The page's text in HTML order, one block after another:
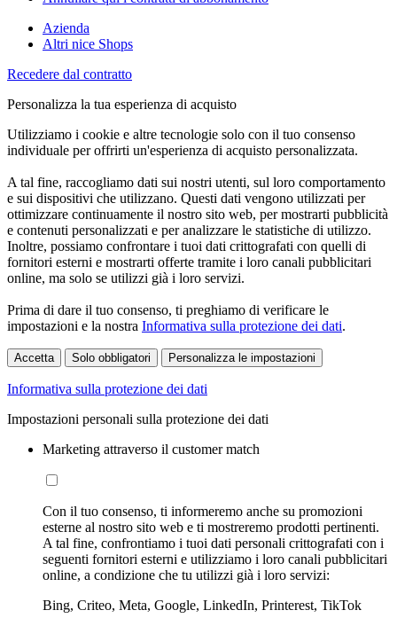
Azienda
Altri nice Shops
Recedere dal contratto
Personalizza la tua esperienza di acquisto
Utilizziamo i cookie e altre tecnologie solo con il tuo consenso
individuale per offrirti un'esperienza di acquisto personalizzata.
A tal fine, raccogliamo dati sui nostri utenti, sul loro comportamento
e sui dispositivi che utilizzano. Questi dati vengono utilizzati per
ottimizzare continuamente il nostro sito web, per mostrarti pubblicità
e contenuti personalizzati e per analizzare le statistiche di utilizzo.
Inoltre, possiamo confrontare i tuoi dati crittografati con quelli di
fornitori esterni e mostrarti offerte tramite i loro canali pubblicitari
online, ma solo se utilizzi già i loro servizi.
Prima di dare il tuo consenso, ti preghiamo di verificare le
impostazioni e la nostra Informativa sulla protezione dei dati.
Accetta Solo obbligatori Personalizza le impostazioni
Informativa sulla protezione dei dati
Impostazioni personali sulla protezione dei dati
Marketing attraverso il customer match
Con il tuo consenso, ti informeremo anche su promozioni
esterne al nostro sito web e ti mostreremo prodotti pertinenti.
A tal fine, confrontiamo i tuoi dati personali crittografati con i
seguenti fornitori esterni e utilizziamo i loro canali pubblicitari
online, a condizione che tu utilizzi già i loro servizi:
Bing, Criteo, Meta, Google, LinkedIn, Printerest, TikTok